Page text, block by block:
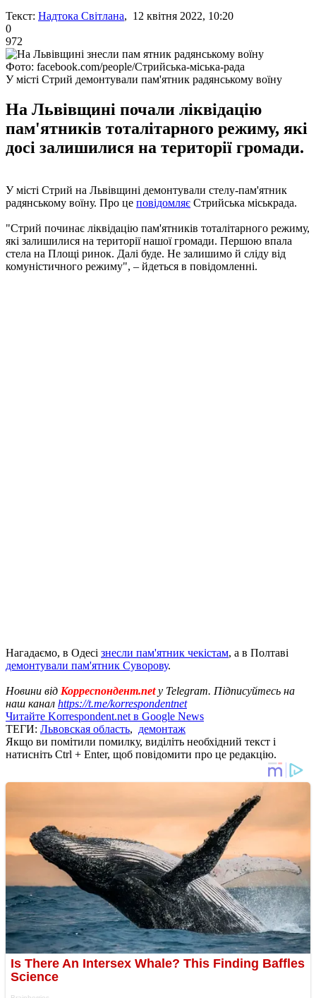
Текст: Надтока Світлана, 12 квітня 2022, 10:20
0
972
Фото: facebook.com/people/Стрийська-міська-рада
У місті Стрий демонтували пам'ятник радянському воїну
На Львівщині почали ліквідацію
пам'ятників тоталітарного режиму, які
досі залишилися на території громади.
У місті Стрий на Львівщині демонтували стелу-пам'ятник
радянському воїну. Про це повідомляє Стрийська міськрада.
"Стрий починає ліквідацію пам'ятників тоталітарного режиму,
які залишилися на території нашої громади. Першою впала
стела на Площі ринок. Далі буде. Не залишимо й сліду від
комуністичного режиму", – йдеться в повідомленні.
Нагадаємо, в Одесі знесли пам'ятник чекістам, а в Полтаві
демонтували пам'ятник Суворову.
Новини від Корреспондент.netу Telegram. Підписуйтесь на
наш канал https://t.me/korrespondentnet
Читайте Korrespondent.net в Google News
ТЕГИ: Львовская область, демонтаж
Якщо ви помітили помилку, виділіть необхідний текст і
натисніть Ctrl + Enter, щоб повідомити про це редакцію.